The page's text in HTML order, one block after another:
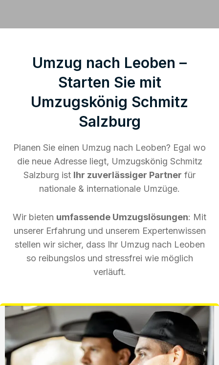
Umzug nach Leoben –
Starten Sie mit
Umzugskönig Schmitz
Salzburg
Planen Sie einen Umzug nach Leoben? Egal wo
die neue Adresse liegt, Umzugskönig Schmitz
Salzburg ist Ihr zuverlässiger Partner für
nationale & internationale Umzüge.
Wir bieten umfassende Umzugslösungen: Mit
unserer Erfahrung und unserem Expertenwissen
stellen wir sicher, dass Ihr Umzug nach Leoben
so reibungslos und stressfrei wie möglich
verläuft.